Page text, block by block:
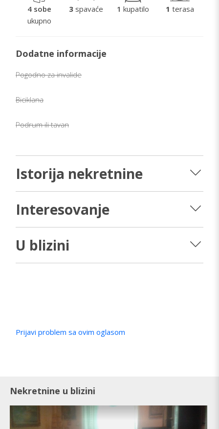
4 sobe
ukupno
3 spavaće 1 kupatilo 1 terasa
Dodatne informacije
Pogodno za invalide
Biciklana
Podrum ili tavan
Istorija nekretnine
Interesovanje
U blizini
Prijavi problem sa ovim oglasom
Nekretnine u blizini